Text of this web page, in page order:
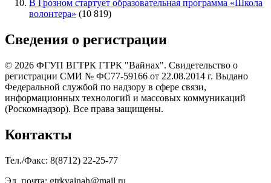
В Грозном стартует образовательная программа «Школа
волонтера» (10 819)
Сведения о регистрации
© 2026 ФГУП ВГТРК ГТРК "Вайнах". Свидетельство о
регистрации СМИ № ФС77-59166 от 22.08.2014 г. Выдано
Федеральной службой по надзору в сфере связи,
информационных технологий и массовых коммуникаций
(Роскомнадзор). Все права защищены.
Контакты
Тел./Факс: 8(8712) 22-25-77
Эл. почта: gtrkvainah@mail.ru